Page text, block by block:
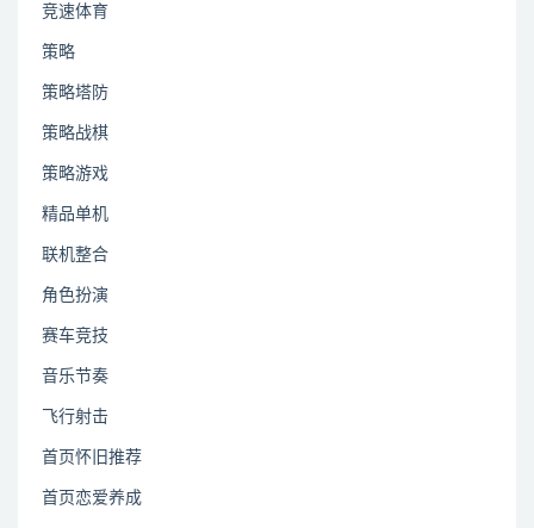
竞速体育
策略
策略塔防
策略战棋
策略游戏
精品单机
联机整合
角色扮演
赛车竞技
音乐节奏
飞行射击
首页怀旧推荐
首页恋爱养成